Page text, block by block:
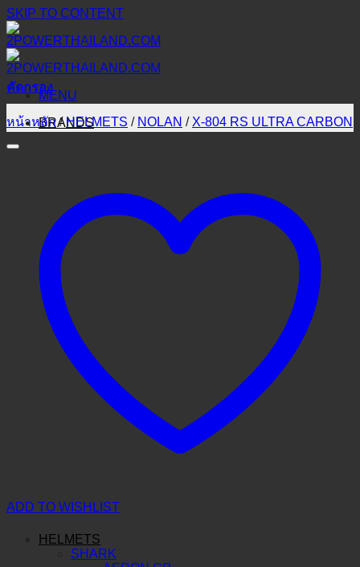
SKIP TO CONTENT
MENU
BRANDS
HELMETS
SHARK
คัดกรอง
หน้าหลัก / HELMETS / NOLAN / X-804 RS ULTRA CARBON
ADD TO WISHLIST